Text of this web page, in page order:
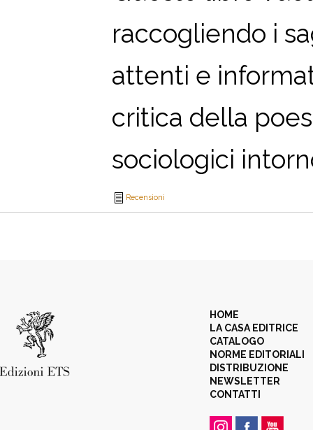
raccogliendo i
attenti e
critica della
sociologici
Recensioni
HOME
LA CASA EDITRICE
CATALOGO
NORME EDITORIALI
DISTRIBUZIONE
NEWSLETTER
CONTATTI